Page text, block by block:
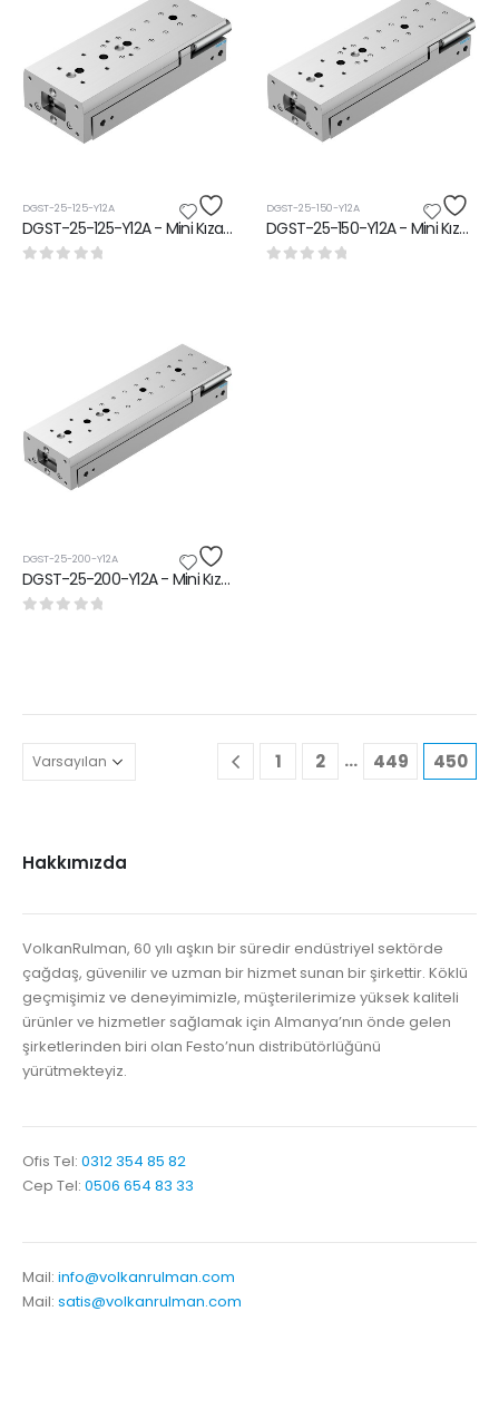
DGST-25-125-Y12A
DGST-25-125-Y12A - Mini Kızak Ünitesi
DGST-25-150-Y12A
DGST-25-150-Y12A - Mini Kızak Ünitesi
DGST-25-200-Y12A
DGST-25-200-Y12A - Mini Kızak Ünitesi
1 2 … 449 450
Hakkımızda
VolkanRulman, 60 yılı aşkın bir süredir endüstriyel sektörde
çağdaş, güvenilir ve uzman bir hizmet sunan bir şirkettir. Köklü
geçmişimiz ve deneyimimizle, müşterilerimize yüksek kaliteli
ürünler ve hizmetler sağlamak için Almanya’nın önde gelen
şirketlerinden biri olan Festo’nun distribütörlüğünü
yürütmekteyiz.
Ofis Tel: 0312 354 85 82
Cep Tel: 0506 654 83 33
Mail: info@volkanrulman.com
Mail: satis@volkanrulman.com